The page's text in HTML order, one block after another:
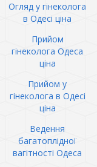
Огляд у гінеколога
в Одесі ціна
Прийом
гінеколога Одеса
ціна
Прийом у
гінеколога в Одесі
ціна
Ведення
багатоплідної
вагітності Одеса